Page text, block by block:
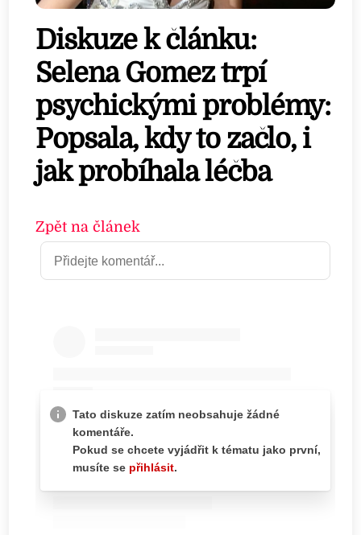
Diskuze k článku:
Selena Gomez trpí
psychickými problémy:
Popsala, kdy to začlo, i
jak probíhala léčba
Zpět na článek